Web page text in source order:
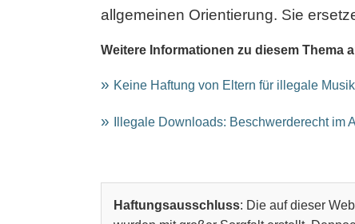
allgemeinen Orientierung. Sie
Weitere Informationen zu diesem Thema
Keine Haftung von Eltern für illegale
Illegale Downloads: Beschwerderecht im
Haftungsausschluss: Die auf dieser